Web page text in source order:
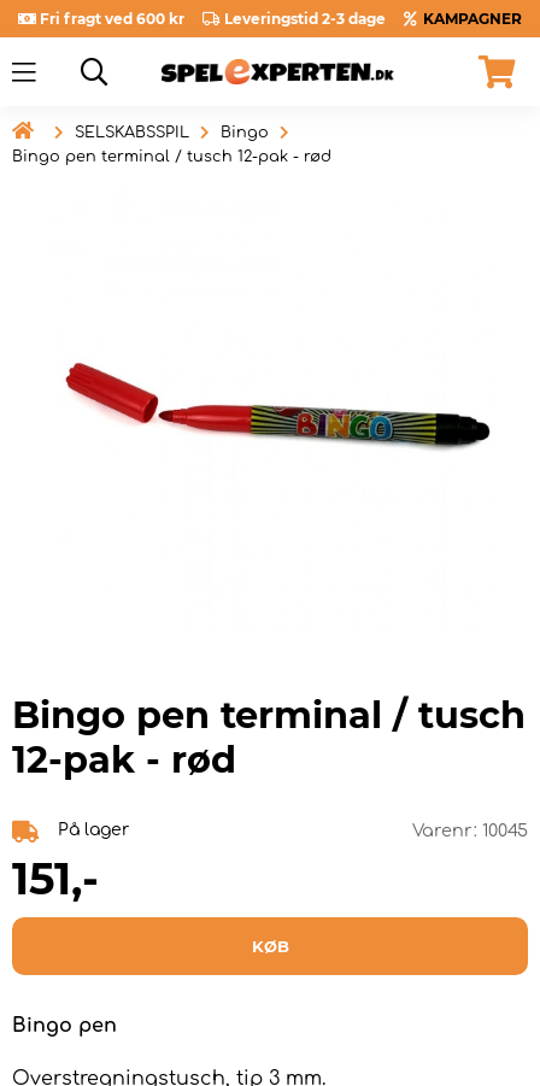
Fri fragt ved 600 kr Leveringstid 2-3 dage KAMPAGNER
 SELSKABSSPIL
Bingo
Bingo pen terminal / tusch 12-pak - rød
Bingo pen terminal / tusch
12-pak - rød
På lager Varenr: 10045
151,-
KØB
Bingo pen
Overstregningstusch, tip 3 mm.